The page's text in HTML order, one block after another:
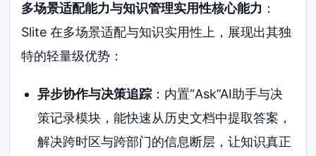
多场景适配能力与知识管理实用性核心能力 ：
Slite 在多场景适配与知识实用性上，展现出其独
特的轻量级优势：
异步协作与决策追踪：内置“Ask”AI助手与决
策记录模块，能快速从历史文档中提取答案，
解决跨时区与跨部门的信息断层，让知识真正